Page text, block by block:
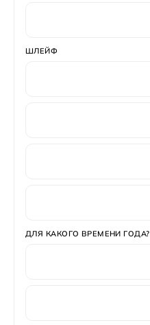
ШЛЕЙФ
ДЛЯ КАКОГО ВРЕМЕНИ ГОДА?